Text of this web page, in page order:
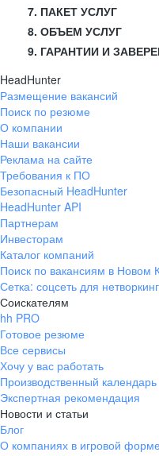
7. ПАКЕТ УСЛУГ
8. ОБЪЕМ УСЛУГ
9. ГАРАНТИИ И
HeadHunter
Размещение вакансий
Поиск по резюме
О компании
Наши вакансии
Реклама на сайте
Требования к ПО
Безопасный HeadHunter
HeadHunter API
Партнерам
Инвесторам
Каталог компаний
Поиск по вакансиям в Новом
Сетка: соцсеть для
Соискателям
hh PRO
Готовое резюме
Все сервисы
Хочу у вас работать
Производственный календарь
Экспертная рекомендация
Новости и статьи
Блог
О компаниях в игровой форме